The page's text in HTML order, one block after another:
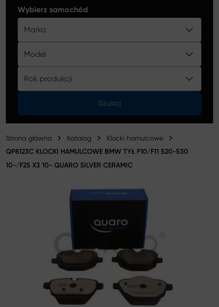
Katalog
Wybierz samochód
Marka
Model
Rok produkcji
Szukaj
Strona główna Katalog Klocki hamulcowe
QP8123C KLOCKI HAMULCOWE BMW TYŁ F10/F11 520-530
10-/F25 X3 10- QUARO SILVER CERAMIC